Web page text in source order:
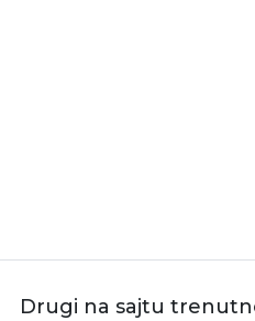
Drugi na sajtu